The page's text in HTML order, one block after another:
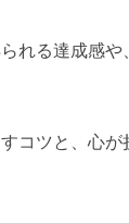
れる達成感や
コツと、心が